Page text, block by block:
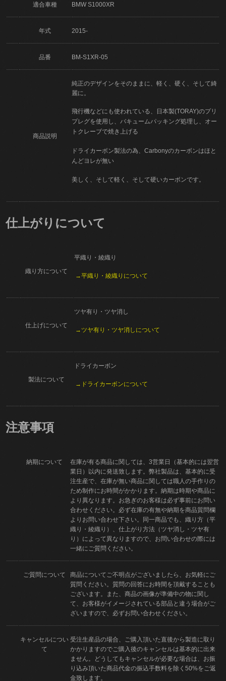
適合車種 BMW S1000XR
年式 2015-
品番 BM-S1XR-05
商品説明
純正のデザインをそのままに、軽く、硬く、そして綺
麗に。
飛行機などにも使われている、日本製(TORAY)のプリ
プレグを使用し、バキュームパッキング処理し、オー
トクレーブで焼き上げる
ドライカーボン製法の為、Carbonyのカーボンはほと
んどヨレが無い
美しく、そして軽く、そして硬いカーボンです。
仕上がりについて
織り方について
平織り・綾織り
→平織り・綾織りについて
仕上げについて
ツヤ有り・ツヤ消し
→ツヤ有り・ツヤ消しについて
製法について
ドライカーボン
→ドライカーボンについて
注意事項
納期について
在庫が有る商品に関しては、3営業日（基本的には翌営
業日）以内に発送致します。弊社製品は、基本的に受
注生産で、在庫が無い商品に関しては職人の手作りの
ため制作にお時間がかかります。納期は時期や商品に
より異なります。お急ぎのお客様は必ず事前にお問い
合わせください。必ず在庫の有無や納期を商品質問欄
よりお問い合わせ下さい。同一商品でも、織り方（平
織り・綾織り）、仕上がり方法（ツヤ消し・ツヤ有
り）によって異なりますので、お問い合わせの際には
一緒にご質問ください。
ご質問について
商品についてご不明点がございましたら、お気軽にご
質問ください。質問の回答にお時間を頂戴することも
ございます。また、商品の画像が準備中の物に関し
て、お客様がイメージされている部品と違う場合がご
ざいますので、必ずお問い合わせください。
キャンセルについ
て
受注生産品の場合、ご購入頂いた直後から製造に取り
かかりますのでご購入後のキャンセルは基本的に出来
ません。どうしてもキャンセルが必要な場合は、お振
り込み頂いた商品代金の振込手数料を除く50%をご返
金致します。